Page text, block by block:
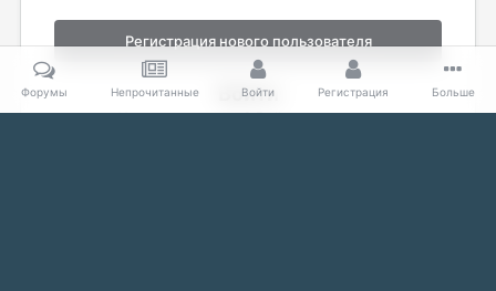
Регистрация нового пользователя
Войти
Уже есть аккаунт? Войти в систему.
Форумы Непрочитанные Войти Регистрация Больше